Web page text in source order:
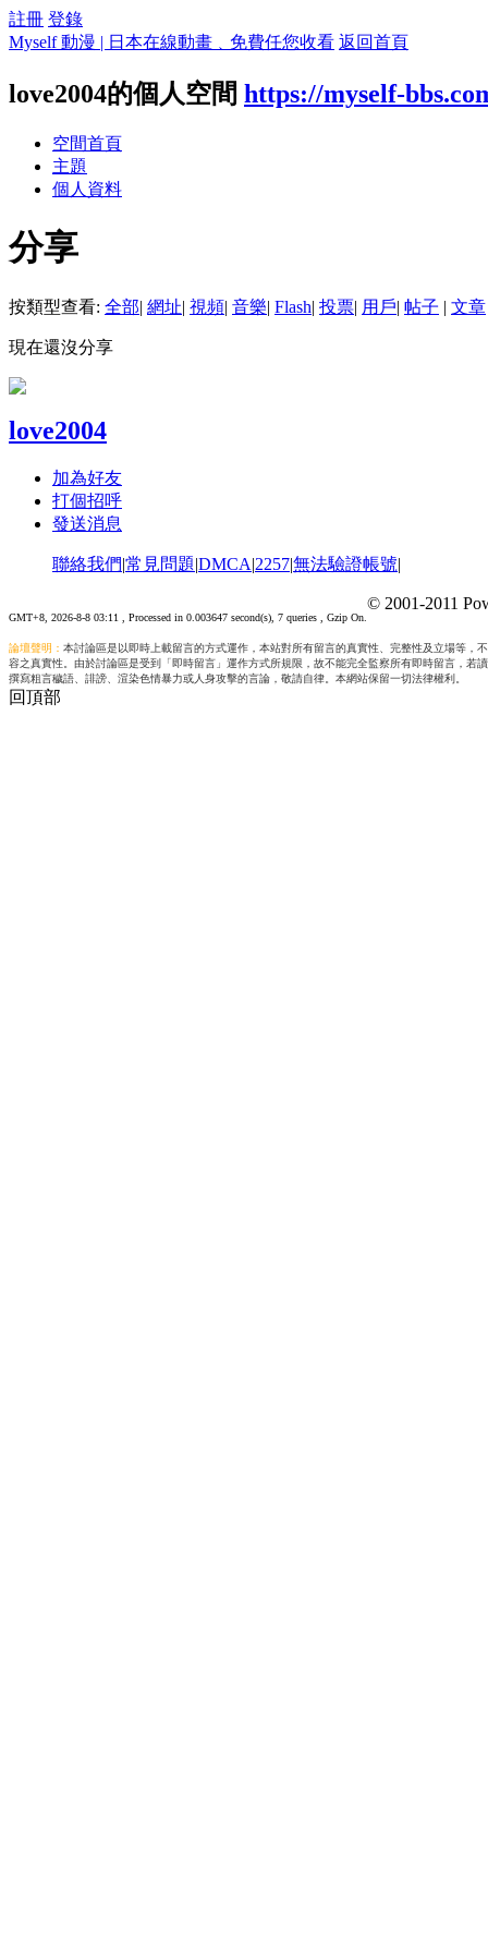
註冊 登錄
Myself 動漫 | 日本在線動畫﹑免費任您收看 返回首頁
love2004的個人空間 https://myself-
空間首頁
主題
個人資料
分享
按類型查看: 全部| 網址| 視頻| 音樂| Flash| 投票| 用戶| 帖子 | 文章
現在還沒分享
love2004
加為好友
打個招呼
發送消息
聯絡我們|常見問題|DMCA|2257|無法驗證帳號|
GMT+8, 2026-8-8 03:11 , Processed in 0.003647 second(s), 7 queries , Gzip On.
© 2001-2011
論壇聲明： 本討論區是以即時上載留言的方式運作，本站對所有留言的真實性、完整性及立場等
容之真實性。由於討論區是受到「即時留言」運作方式所規限，故不能完全監察所有即時留言，
撰寫粗言穢語、誹謗、渲染色情暴力或人身攻擊的言論，敬請自律。本網站保留一切法律權利。
回頂部